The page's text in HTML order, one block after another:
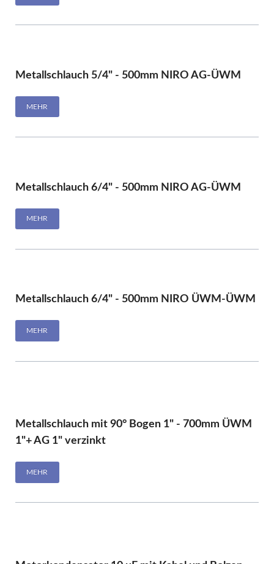
Metallschlauch 5/4" - 500mm NIRO AG-ÜWM
MEHR
Metallschlauch 6/4" - 500mm NIRO AG-ÜWM
MEHR
Metallschlauch 6/4" - 500mm NIRO ÜWM-ÜWM
MEHR
Metallschlauch mit 90° Bogen 1" - 700mm ÜWM
1"+ AG 1" verzinkt
MEHR